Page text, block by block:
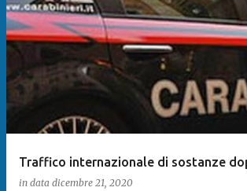
Traffico internazionale di sostanze
in data dicembre 21, 2020